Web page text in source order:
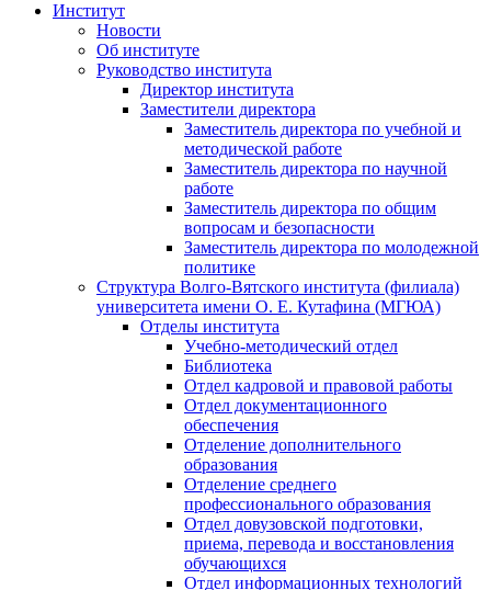
Институт
Новости
Об институте
Руководство института
Директор института
Заместители директора
Заместитель директора по учебной и
методической работе
Заместитель директора по научной
работе
Заместитель директора по общим
вопросам и безопасности
Заместитель директора по молодежной
политике
Структура Волго-Вятского института (филиала)
университета имени О. Е. Кутафина (МГЮА)
Отделы института
Учебно-методический отдел
Библиотека
Отдел кадровой и правовой работы
Отдел документационного
обеспечения
Отделение дополнительного
образования
Отделение среднего
профессионального образования
Отдел довузовской подготовки,
приема, перевода и восстановления
обучающихся
Отдел информационных технологий